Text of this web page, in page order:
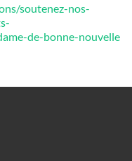
soutenez-nos-
de-bonne-nouvelle